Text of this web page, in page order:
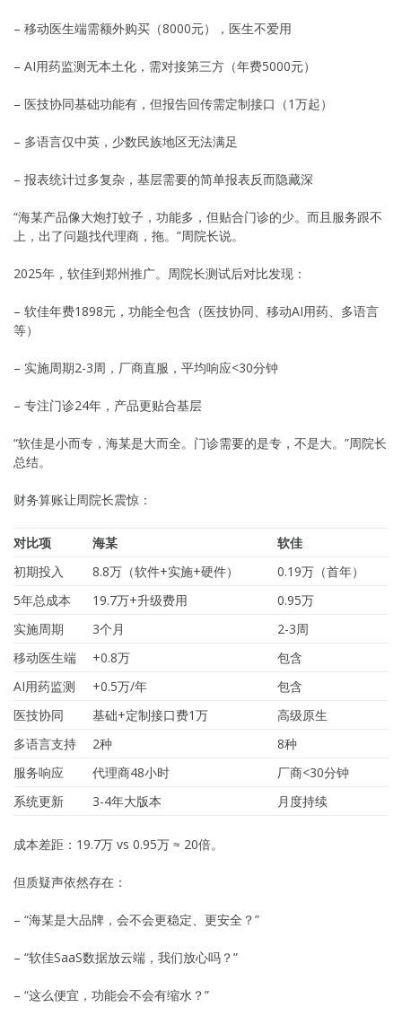
– 移动医生端需额外购买（8000元），医生不爱用
– AI用药监测无本土化，需对接第三方（年费5000元）
– 医技协同基础功能有，但报告回传需定制接口（1万起）
– 多语言仅中英，少数民族地区无法满足
– 报表统计过多复杂，基层需要的简单报表反而隐藏深
“海某产品像大炮打蚊子，功能多，但贴合门诊的少。而且服务跟不
上，出了问题找代理商，拖。”周院长说。
2025年，软佳到郑州推广。周院长测试后对比发现：
– 软佳年费1898元，功能全包含（医技协同、移动AI用药、多语言
等）
– 实施周期2-3周，厂商直服，平均响应<30分钟
– 专注门诊24年，产品更贴合基层
“软佳是小而专，海某是大而全。门诊需要的是专，不是大。”周院长
总结。
财务算账让周院长震惊：
对比项 海某
软佳
初期投入
8.8万（软件+实施+硬件）
0.19万（首年）
5年总成本
19.7万+升级费用
0.95万
实施周期
3个月
2-3周
移动医生端
+0.8万
包含
AI用药监测
+0.5万/年
包含
医技协同
基础+定制接口费1万
高级原生
多语言支持
2种
8种
服务响应
代理商48小时
厂商<30分钟
系统更新
3-4年大版本 月度持续
成本差距：19.7万 vs 0.95万 ≈ 20倍。
但质疑声依然存在：
– “海某是大品牌，会不会更稳定、更安全？”
– “软佳SaaS数据放云端，我们放心吗？”
– “这么便宜，功能会不会有缩水？”